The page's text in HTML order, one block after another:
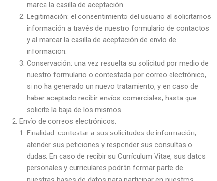
marca la casilla de aceptación.
Legitimación: el consentimiento del usuario al solicitarnos
información a través de nuestro formulario de contactos
y al marcar la casilla de aceptación de envío de
información.
Conservación: una vez resuelta su solicitud por medio de
nuestro formulario o contestada por correo electrónico,
si no ha generado un nuevo tratamiento, y en caso de
haber aceptado recibir envíos comerciales, hasta que
solicite la baja de los mismos.
Envío de correos electrónicos.
Finalidad: contestar a sus solicitudes de información,
atender sus peticiones y responder sus consultas o
dudas. En caso de recibir su Currículum Vitae, sus datos
personales y curriculares podrán formar parte de